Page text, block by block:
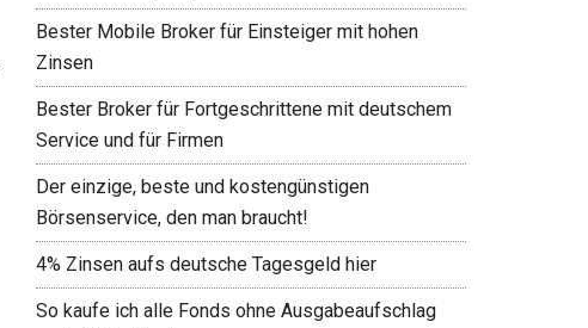
Bester Mobile Broker für Einsteiger mit hohen
Zinsen
Bester Broker für Fortgeschrittene mit deutschem
Service und für Firmen
Der einzige, beste und kostengünstigen
Börsenservice, den man braucht!
4% Zinsen aufs deutsche Tagesgeld hier
So kaufe ich alle Fonds ohne Ausgabeaufschlag